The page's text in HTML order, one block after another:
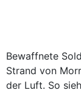
Bewaffnete
Strand von
der Luft. So